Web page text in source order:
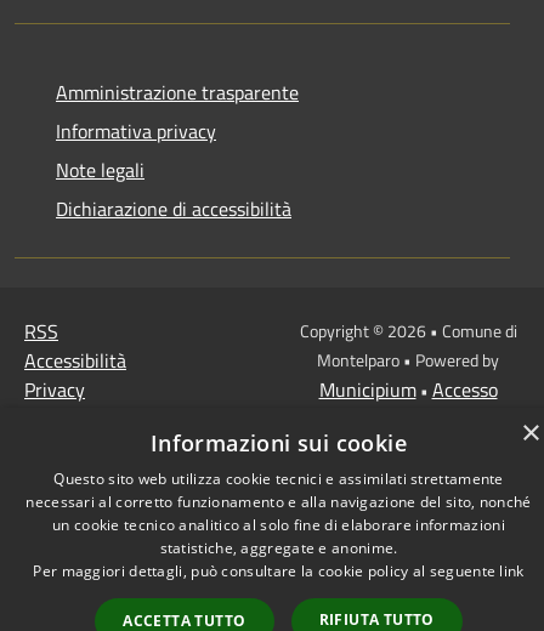
Amministrazione trasparente
Informativa privacy
Note legali
Dichiarazione di accessibilità
RSS
Accessibilità
Privacy
Copyright © 2026 • Comune di
Montelparo • Powered by
Municipium• Accesso
×
Informazioni sui cookie
Questo sito web utilizza cookie tecnici e assimilati strettamente
necessari al corretto funzionamento e alla navigazione del sito, nonché
un cookie tecnico analitico al solo fine di elaborare informazioni
statistiche, aggregate e anonime.
Per maggiori dettagli, può consultare la cookie policy al seguente link
ACCETTA TUTTO RIFIUTA TUTTO